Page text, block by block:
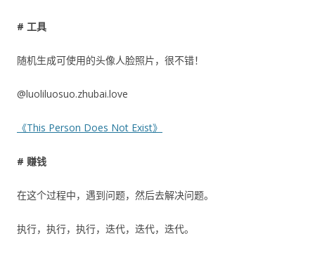
# 工具
随机生成可使用的头像人脸照片，很不错！
@luoliluosuo.zhubai.love
《This Person Does Not Exist》
# 赚钱
在这个过程中，遇到问题，然后去解决问题。
执行，执行，执行，迭代，迭代，迭代。